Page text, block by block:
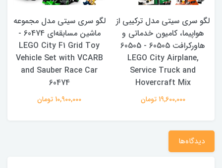
لگو سری سیتی مدل ترکیبی از
هواپیما، کامیون خدماتی و
هاورکرافت 60505 - 60505
LEGO City Airplane,
Service Truck and
Hovercraft Mix
19,600,000 تومان
لگو سری سیتی مدل مجموعه
ماشین مسابقه‌ای 60474 -
LEGO City F1 Grid Toy
Vehicle Set with VCARB
and Sauber Race Car
60474
10,900,000 تومان
دیدگاه‌ها